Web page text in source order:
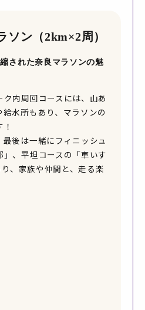
ソン（2km×2周）
された奈良マラソンの魅
内周回コースには、山あ
水所もあり、マラソンの
後は一緒にフィニッシュ
、平坦コースの「車いす
、家族や仲間と、走る楽